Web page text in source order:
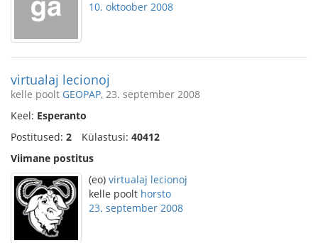
10. oktoober 2008
virtualaj lecionoj
kelle poolt GEOPAP, 23. september 2008
Keel: Esperanto
Postitused: 2 Külastusi: 40412
Viimane postitus
(eo) virtualaj lecionoj
kelle poolt horsto
23. september 2008